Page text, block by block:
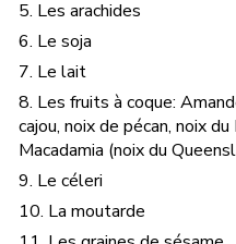
5. Les arachides
6. Le soja
7. Le lait
8. Les fruits à coque:
cajou, noix de pécan, noix
Macadamia (noix du
9. Le céleri
10. La moutarde